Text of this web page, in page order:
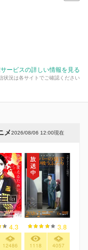
ービスの詳しい情報を見る
状況は各サイトでご確認ください
メ2026/08/06 12:00現在
4.3
12486
3.8
1118 4057